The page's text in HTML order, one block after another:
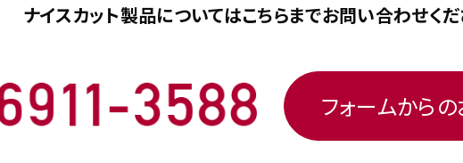
ナイスカット製品についてはこちらまでお問い合わせくだ
フォームから